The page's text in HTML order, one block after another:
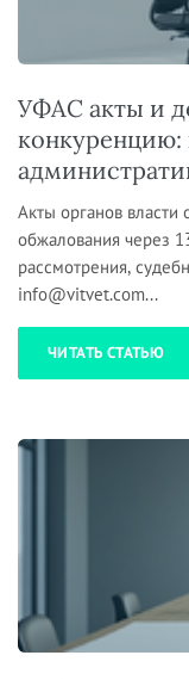
УФАС акты и
конкуренцию:
Акты органов
обжалования через
рассмотрения,
info@vitvet.com...
ЧИТАТЬ СТАТЬЮ